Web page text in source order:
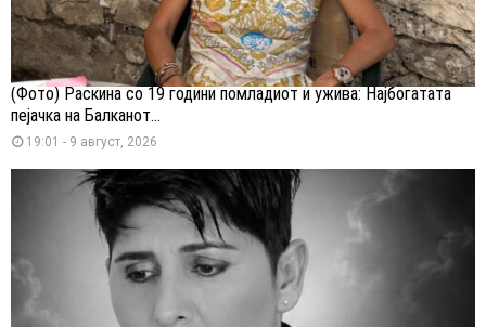
(Фото) Раскина со 19 години помладиот и ужива: Најбогатата
пејачка на Балканот...
19:01 - 9 август, 2026